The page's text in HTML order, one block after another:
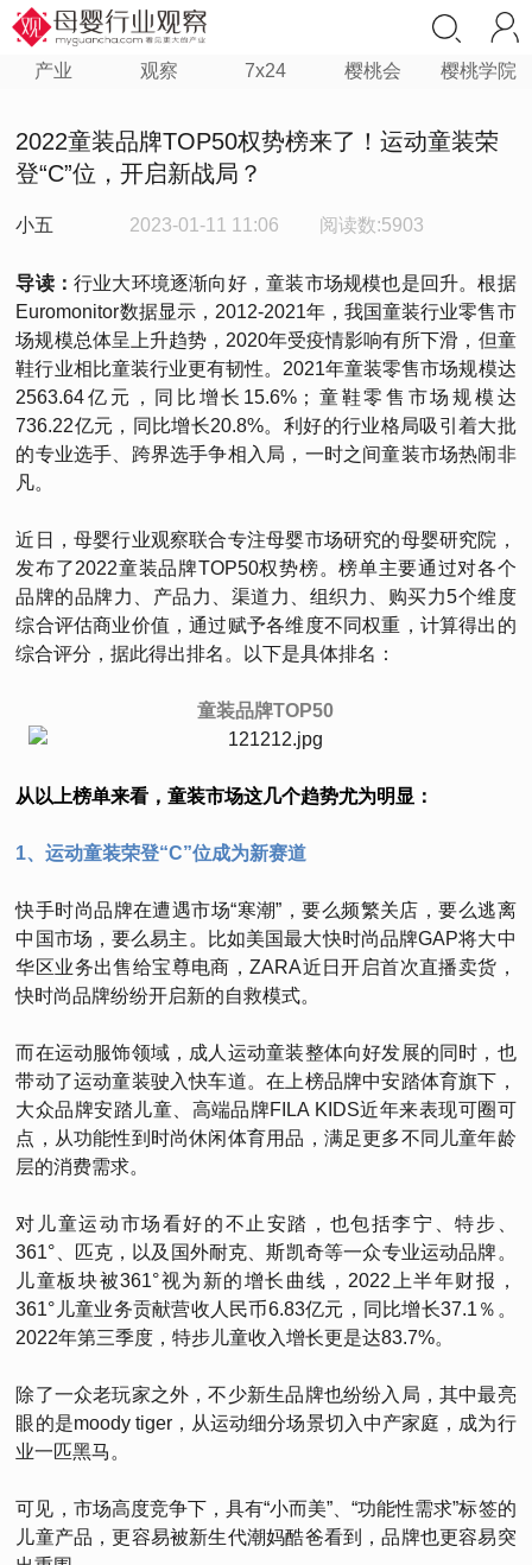
产业 观察 7x24 樱桃会 樱桃学院
2022童装品牌TOP50权势榜来了！运动童装荣
登“C”位，开启新战局？
小五 2023-01-11 11:06 阅读数:5903
导读：行业大环境逐渐向好，童装市场规模也是回升。根据
Euromonitor数据显示，2012-2021年，我国童装行业零售市
场规模总体呈上升趋势，2020年受疫情影响有所下滑，但童
鞋行业相比童装行业更有韧性。2021年童装零售市场规模达
2563.64亿元，同比增长15.6%；童鞋零售市场规模达
736.22亿元，同比增长20.8%。利好的行业格局吸引着大批
的专业选手、跨界选手争相入局，一时之间童装市场热闹非
凡。
近日，母婴行业观察联合专注母婴市场研究的母婴研究院，
发布了2022童装品牌TOP50权势榜。榜单主要通过对各个
品牌的品牌力、产品力、渠道力、组织力、购买力5个维度
综合评估商业价值，通过赋予各维度不同权重，计算得出的
综合评分，据此得出排名。以下是具体排名：
童装品牌TOP50
从以上榜单来看，童装市场这几个趋势尤为明显：
1、运动童装荣登“C”位成为新赛道
快手时尚品牌在遭遇市场“寒潮”，要么频繁关店，要么逃离
中国市场，要么易主。比如美国最大快时尚品牌GAP将大中
华区业务出售给宝尊电商，ZARA近日开启首次直播卖货，
快时尚品牌纷纷开启新的自救模式。
而在运动服饰领域，成人运动童装整体向好发展的同时，也
带动了运动童装驶入快车道。在上榜品牌中安踏体育旗下，
大众品牌安踏儿童、高端品牌FILA KIDS近年来表现可圈可
点，从功能性到时尚休闲体育用品，满足更多不同儿童年龄
层的消费需求。
对儿童运动市场看好的不止安踏，也包括李宁、特步、
361°、匹克，以及国外耐克、斯凯奇等一众专业运动品牌。
儿童板块被361°视为新的增长曲线，2022上半年财报，
361°儿童业务贡献营收人民币6.83亿元，同比增长37.1％。
2022年第三季度，特步儿童收入增长更是达83.7%。
除了一众老玩家之外，不少新生品牌也纷纷入局，其中最亮
眼的是moody tiger，从运动细分场景切入中产家庭，成为行
业一匹黑马。
可见，市场高度竞争下，具有“小而美”、“功能性需求”标签的
儿童产品，更容易被新生代潮妈酷爸看到，品牌也更容易突